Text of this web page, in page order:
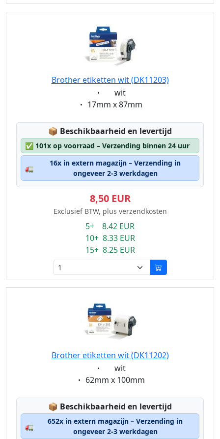
Brother etiketten wit (DK11203)
Eigenschaft:
wit
Eigenschaft:
17mm x 87mm
📦 Lagerstatus:
Beschikbaarheid en levertijd
✅ 101x op voorraad – Verzending binnen 24 uur
🚛
16x in extern magazijn – Verzending in
ongeveer 2-3 werkdagen
8,50 EUR
Exclusief BTW, plus verzendkosten
5+ 8.42 EUR
10+ 8.33 EUR
15+ 8.25 EUR
Brother etiketten wit (DK11202)
Eigenschaft:
wit
Eigenschaft:
62mm x 100mm
📦 Lagerstatus:
Beschikbaarheid en levertijd
🚛
652x in extern magazijn – Verzending in
ongeveer 2-3 werkdagen